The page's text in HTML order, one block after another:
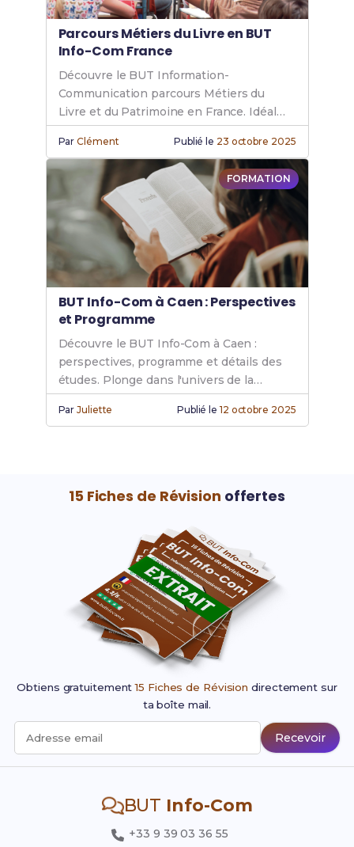
Parcours Métiers du Livre en BUT
Info-Com France
Découvre le BUT Information-
Communication parcours Métiers du
Livre et du Patrimoine en France. Idéal
pour les passionnés de livres et de
patrimoine. Rejoins le BUT Info Com.
ParClément Publié le 23 octobre 2025
FORMATION
BUT Info-Com à Caen : Perspectives
et Programme
Découvre le BUT Info-Com à Caen :
perspectives, programme et détails des
études. Plonge dans l'univers de la
communication pour ton avenir
professionnel.
ParJuliette Publié le 12 octobre 2025
15 Fiches de Révision offertes
Obtiens gratuitement15 Fiches de Révision directement sur
ta boîte mail.
Adresse email Recevoir
BUT Info-Com
+33 9 39 03 36 55